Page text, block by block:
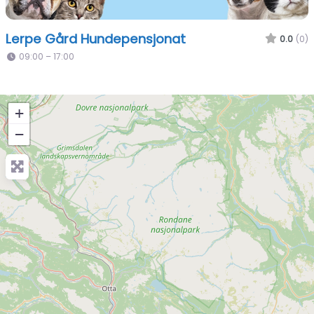
Lerpe Gård Hundepensjonat​ 0.0 (0)
09:00 – 17:00
+
−